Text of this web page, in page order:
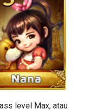
level Max, atau